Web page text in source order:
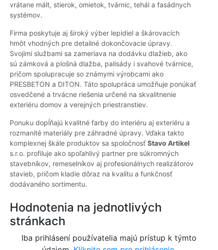
vrátane mált, stierok, omietok, tvárnic, tehál a fasádnych
systémov.
Firma poskytuje aj široký výber lepidiel a škárovacích
hmôt vhodných pre detailné dokončovacie úpravy.
Svojimi službami sa zameriava na dodávku dlažieb, ako
sú zámková a plošná dlažba, palisády i svahové tvárnice,
pričom spolupracuje so známymi výrobcami ako
PRESBETON a DITON. Táto spolupráca umožňuje ponúkať
osvedčené a trvácne riešenia určené na skvalitnenie
exteriéru domov a verejných priestranstiev.
Ponuku dopĺňajú kvalitné farby do interiéru aj exteriéru a
rozmanité materiály pre záhradné úpravy. Vďaka takto
komplexnej škále produktov sa spoločnosť Stavo Artikel
s.r.o. profiluje ako spoľahlivý partner pre súkromných
stavebníkov, remeselníkov aj profesionálnych realizátorov
stavieb, pričom kladie dôraz na kvalitu a funkčnosť
dodávaného sortimentu.
Hodnotenia na jednotlivých
stránkach
Iba prihlásení používatelia majú prístup k týmto